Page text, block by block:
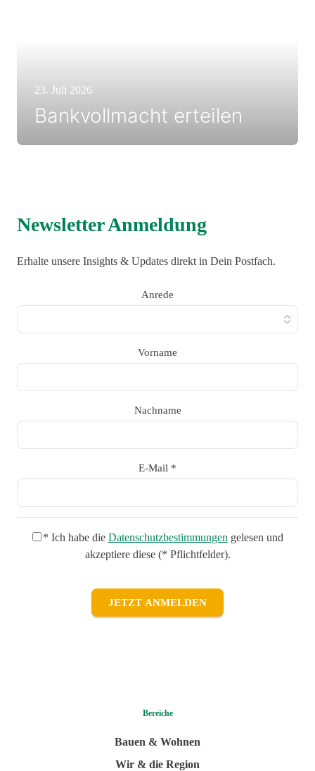
23. Juli 2026
Bankvollmacht erteilen
Newsletter Anmeldung
Erhalte unsere Insights & Updates direkt in Dein Postfach.
Anrede
Vorname
Nachname
E-Mail *
* Ich habe die Datenschutzbestimmungen gelesen und
akzeptiere diese (* Pflichtfelder).
JETZT ANMELDEN
Bereiche
Bauen & Wohnen
Wir & die Region